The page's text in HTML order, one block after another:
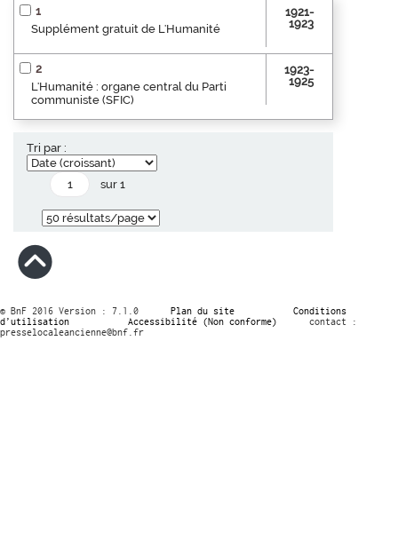
1
Supplément gratuit de L'Humanité
1921-
1923
2
L'Humanité : organe central du Parti
communiste (SFIC)
1923-
1925
Tri par :
sur 1
© BnF 2016 Version : 7.1.0 Plan du site
Conditions
d’utilisation
Accessibilité (Non conforme)
contact :
presselocaleancienne@bnf.fr